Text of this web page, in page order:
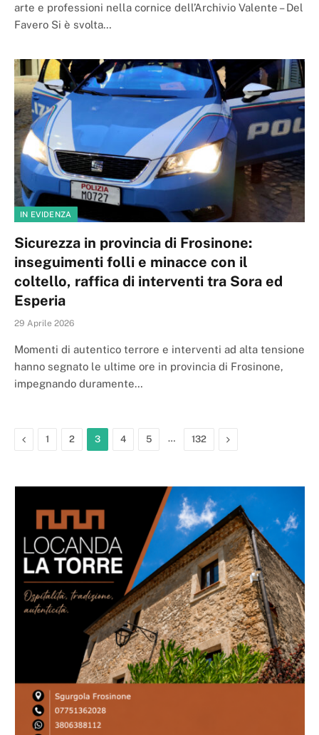
arte e professioni nella cornice dell’Archivio Valente – Del
Favero Si è svolta…
IN EVIDENZA
Sicurezza in provincia di Frosinone:
inseguimenti folli e minacce con il
coltello, raffica di interventi tra Sora ed
Esperia
29 Aprile 2026
Momenti di autentico terrore e interventi ad alta tensione
hanno segnato le ultime ore in provincia di Frosinone,
impegnando duramente…
Previous
1 2 3 4 5 … 132 Next